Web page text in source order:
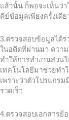
แล้วนั้น ก็พอจะเห็นว่
คีย์ข้อมูลเพียงครั้งเดี
3.ตรวจสอบข้อมูลได้ร
ในอดีตที่ผ่านมา ควา
ทำให้การทำงานส่วน
เทคโนโลยีมาช่วยทำ
เพราะว่าตัวโปรแกร
รวดเร็ว
4.ตรวจสอบเอกสารย้